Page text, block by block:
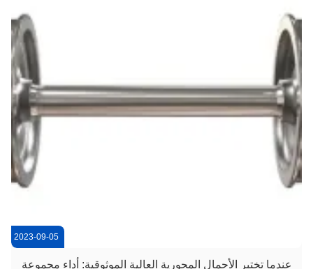
2023-09-05
عندما تختبر الأحمال المحورية العالية الموثوقية: أداء مجموعة